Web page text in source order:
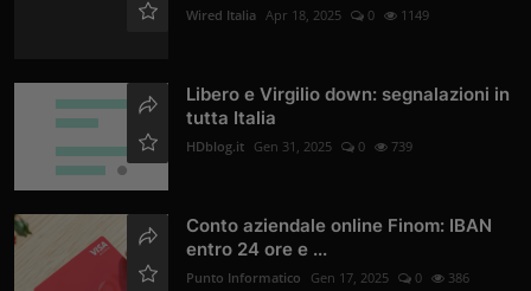
Wired Italia Apr 18, 2025 0 1149
Libero e Virgilio down: segnalazioni in
tutta Italia
HDblog.it Gen 31, 2025 0 739
Conto aziendale online Finom: IBAN
entro 24 ore e ...
Punto Informatico Gen 17, 2025 0 386